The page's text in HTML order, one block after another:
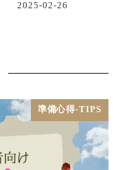
2025-02-26
準備心得-TIPS